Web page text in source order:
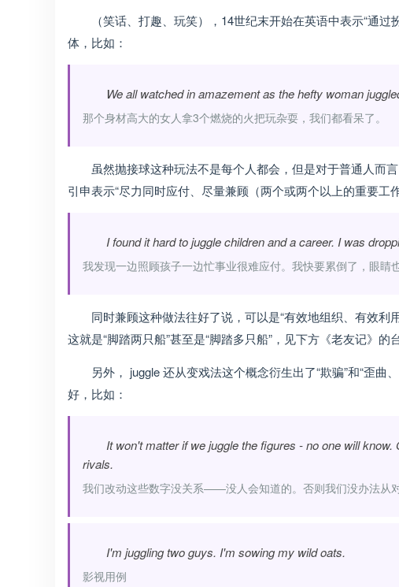
（笑话、打趣、玩笑），14世纪末开始在英语中表示“通
体，比如：
We all watched in amazement as the hefty woman
那个身材高大的女人拿3个燃烧的火把玩杂耍，我们都看呆了。
虽然抛接球这种玩法不是每个人都会，但是对于普通人而
引申表示“尽力同时应付、尽量兼顾（两个或两个以上的重要工
I found it hard to juggle children and a career. I was
我发现一边照顾孩子一边忙事业很难应付。我快要累倒了，眼睛
同时兼顾这种做法往好了说，可以是“有效地组织、有效利
这就是“脚踏两只船”甚至是“脚踏多只船”，见下方《老友记》的台
另外， juggle 还从变戏法这个概念衍生出了“欺骗”和“歪
好，比如：
It won't matter if we juggle the figures - no one will
rivals.
我们改动这些数字没关系——没人会知道的。否则我们没办法从
I'm juggling two guys. I'm sowing my wild oats.
影视用例